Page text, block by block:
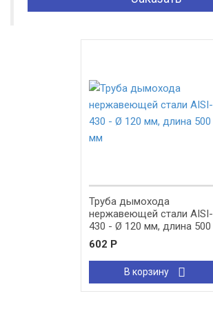
Труба дымохода
нержавеющей стали AISI-
430 - Ø 120 мм, длина 500
мм
602 Р
В корзину